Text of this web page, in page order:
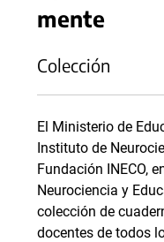
mente
Colección
El Ministerio de
Instituto de
Fundación INECO,
Neurociencia y
colección de
docentes de todos